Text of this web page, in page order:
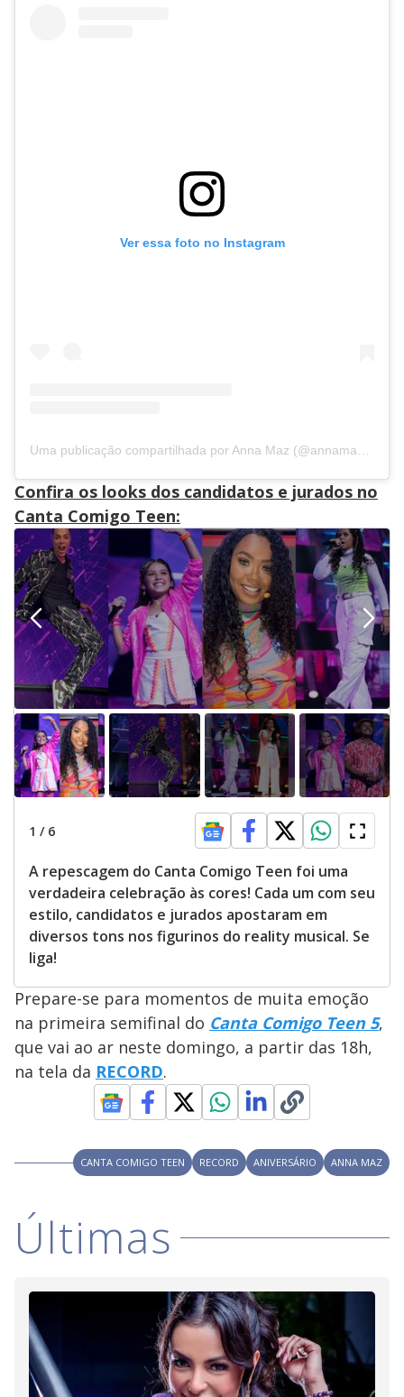
Ver essa foto no Instagram
Uma publicação compartilhada por Anna Maz (@annamazoficial)
Confira os looks dos candidatos e jurados no
Canta Comigo Teen:
1 / 6
A repescagem do Canta Comigo Teen foi uma
verdadeira celebração às cores! Cada um com seu
estilo, candidatos e jurados apostaram em
diversos tons nos figurinos do reality musical. Se
liga!
Prepare-se para momentos de muita emoção
na primeira semifinal do Canta Comigo Teen 5,
que vai ao ar neste domingo, a partir das 18h,
na tela da RECORD.
CANTA COMIGO TEEN RECORD ANIVERSÁRIO ANNA MAZ
Últimas